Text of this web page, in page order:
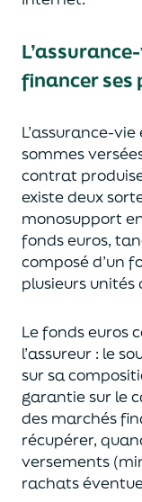
financer ses
L’assurance-vie
sommes
contrat
existe deux
monosupport
fonds euros,
composé d’un
plusieurs unités
Le fonds euros
l’assureur : le
sur sa
garantie sur le
des marchés
récupérer,
versements (
rachats